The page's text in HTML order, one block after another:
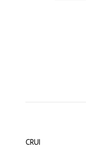
CRUI